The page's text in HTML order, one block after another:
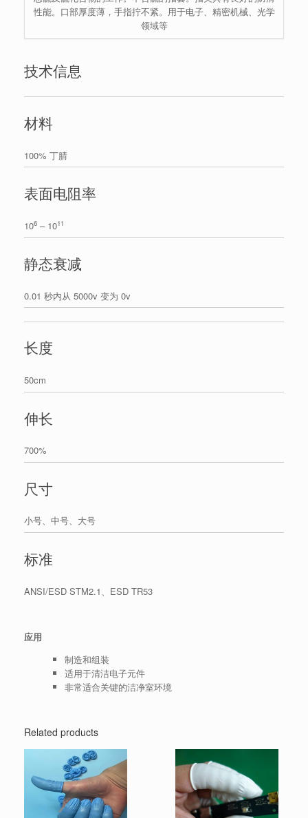
性能。口部厚度薄，手指拧不紧。用于电子、精密机械、光学
领域等
技术信息
材料
100% 丁腈
表面电阻率
106 – 1011
静态衰减
0.01 秒内从 5000v 变为 0v
长度
50cm
伸长
700%
尺寸
小号、中号、大号
标准
ANSI/ESD STM2.1、ESD TR53
应用
制造和组装
适用于清洁电子元件
非常适合关键的洁净室环境
Related products